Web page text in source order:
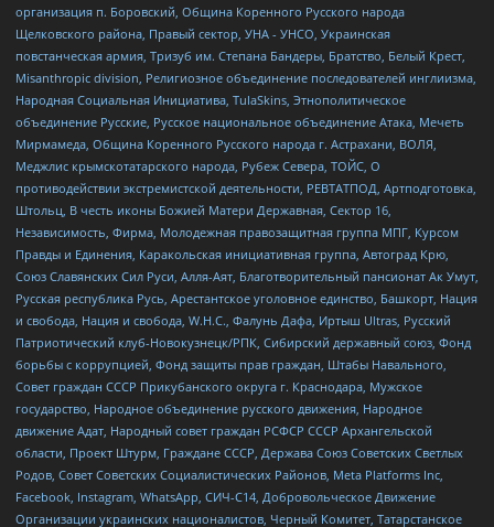
организация п. Боровский, Община Коренного Русского народа
Щелковского района, Правый сектор, УНА - УНСО, Украинская
повстанческая армия, Тризуб им. Степана Бандеры, Братство, Белый Крест,
Misanthropic division, Религиозное объединение последователей инглиизма,
Народная Социальная Инициатива, TulaSkins, Этнополитическое
объединение Русские, Русское национальное объединение Атака, Мечеть
Мирмамеда, Община Коренного Русского народа г. Астрахани, ВОЛЯ,
Меджлис крымскотатарского народа, Рубеж Севера, ТОЙС, О
противодействии экстремистской деятельности, РЕВТАТПОД, Артподготовка,
Штольц, В честь иконы Божией Матери Державная, Сектор 16,
Независимость, Фирма, Молодежная правозащитная группа МПГ, Курсом
Правды и Единения, Каракольская инициативная группа, Автоград Крю,
Союз Славянских Сил Руси, Алля-Аят, Благотворительный пансионат Ак Умут,
Русская республика Русь, Арестантское уголовное единство, Башкорт, Нация
и свобода, Нация и свобода, W.H.С., Фалунь Дафа, Иртыш Ultras, Русский
Патриотический клуб-Новокузнецк/РПК, Сибирский державный союз, Фонд
борьбы с коррупцией, Фонд защиты прав граждан, Штабы Навального,
Совет граждан СССР Прикубанского округа г. Краснодара, Мужское
государство, Народное объединение русского движения, Народное
движение Адат, Народный совет граждан РСФСР СССР Архангельской
области, Проект Штурм, Граждане СССР, Держава Союз Советских Светлых
Родов, Совет Советских Социалистических Районов, Meta Platforms Inc,
Facebook, Instagram, WhatsApp, СИЧ-С14, Добровольческое Движение
Организации украинских националистов, Черный Комитет, Татарстанское